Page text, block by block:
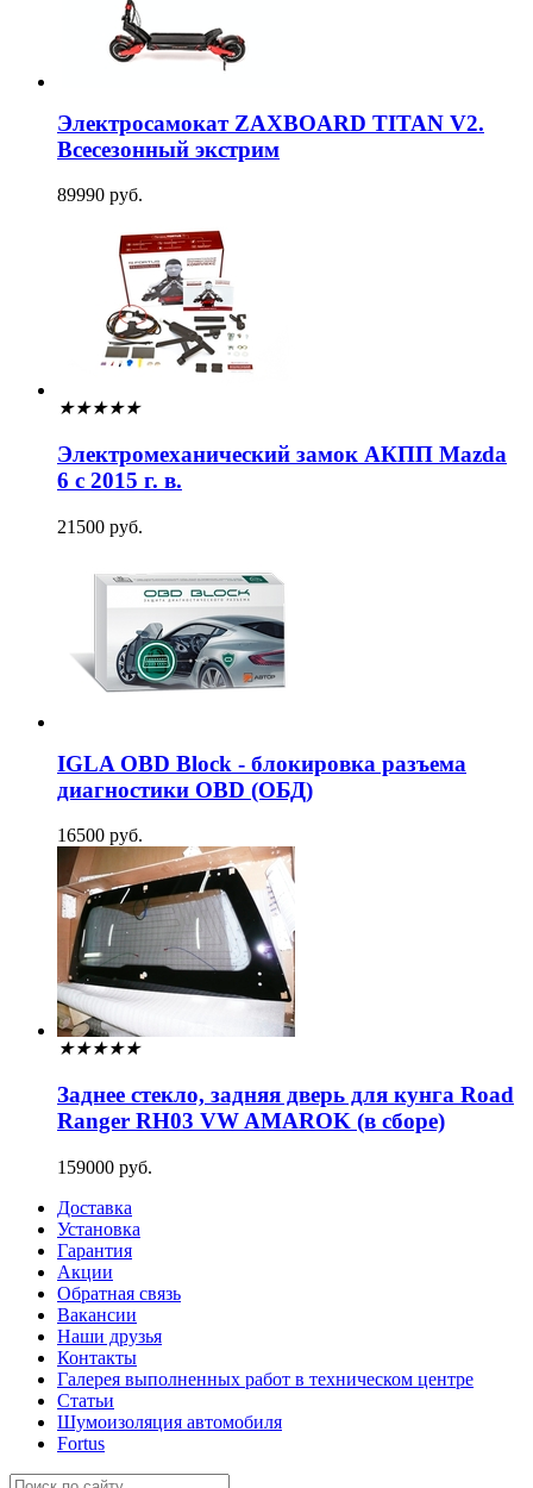
Электросамокат ZAXBOARD TITAN V2.
Всесезонный экстрим
89990 руб.
★★★★★
Электромеханический замок АКПП Mazda
6 с 2015 г. в.
21500 руб.
IGLA OBD Block - блокировка разъема
диагностики OBD (ОБД)
16500 руб.
★★★★★
Заднее стекло, задняя дверь для кунга Road
Ranger RH03 VW AMAROK (в сборе)
159000 руб.
Доставка
Установка
Гарантия
Акции
Обратная связь
Вакансии
Наши друзья
Контакты
Галерея выполненных работ в техническом центре
Статьи
Шумоизоляция автомобиля
Fortus